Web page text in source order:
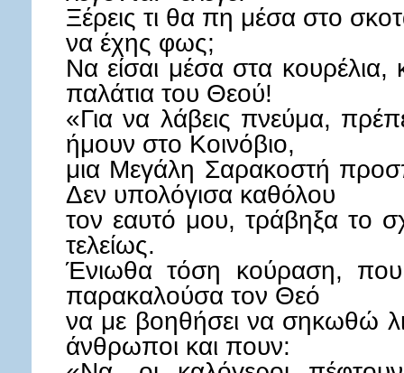
Ξέρεις τι θα πη μέσα στο
να έχης φως;
Να είσαι μέσα στα κουρέλια,
παλάτια του Θεού!
«Για να λάβεις πνεύμα,
ήμουν στο Κοινόβιο,
μια Μεγάλη Σαρακοστή
Δεν υπολόγισα καθόλου
τον εαυτό μου, τράβηξα το
τελείως.
Ένιωθα τόση κούραση,
παρακαλούσα τον Θεό
να με βοηθήσει να σηκωθώ
άνθρωποι και πουν: